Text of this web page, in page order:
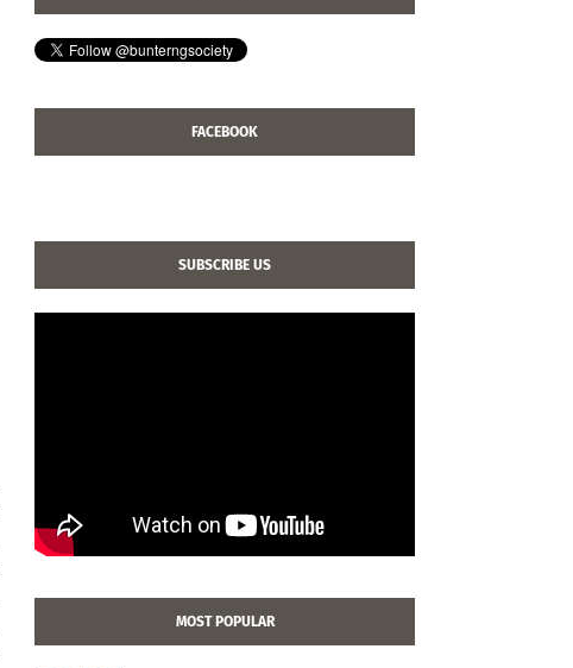
FACEBOOK
SUBSCRIBE US
MOST POPULAR